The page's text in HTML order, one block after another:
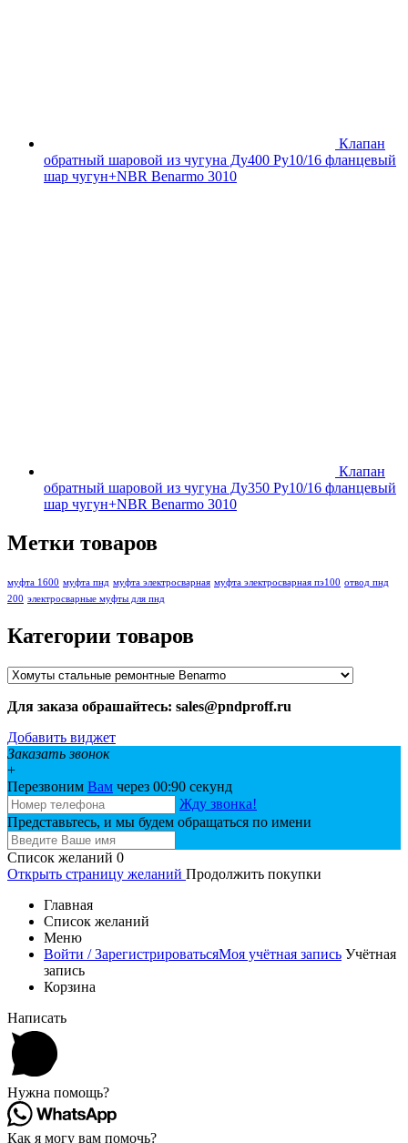
Клапан
обратный шаровой из чугуна Ду400 Ру10/16 фланцевый
шар чугун+NBR Benarmo 3010
Клапан
обратный шаровой из чугуна Ду350 Ру10/16 фланцевый
шар чугун+NBR Benarmo 3010
Метки товаров
муфта 1600 муфта пнд муфта электросварная муфта электросварная пэ100 отвод пнд
200 электросварные муфты для пнд
Категории товаров
Для заказа обрашайтесь: sales@pndproff.ru
Добавить виджет
Заказать звонок
+
Перезвоним Вам через 00:90 секунд
Жду звонка!
Представьтесь, и мы будем обращаться по имени
Список желаний 0
Открыть страницу желаний Продолжить покупки
Главная
Список желаний
Меню
Войти / ЗарегистрироватьсяМоя учётная запись Учётная
запись
Корзина
Написать
Нужна помощь?
Как я могу вам помочь?